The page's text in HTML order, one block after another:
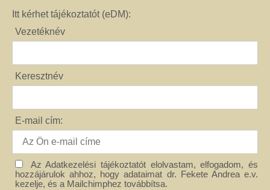
Itt kérhet tájékoztatót (eDM):
Vezetéknév
Keresztnév
E-mail cím:
Az Adatkezelési tájékoztatót elolvastam, elfogadom, és
hozzájárulok ahhoz, hogy adataimat dr. Fekete Andrea e.v.
kezelje, és a Mailchimphez továbbítsa.